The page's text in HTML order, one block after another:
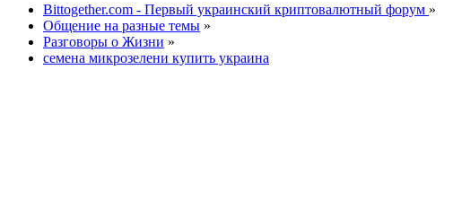
Bittogether.com - Первый украинский криптовалютный форум »
Общение на разные темы »
Разговоры о Жизни »
семена микрозелени купить украина